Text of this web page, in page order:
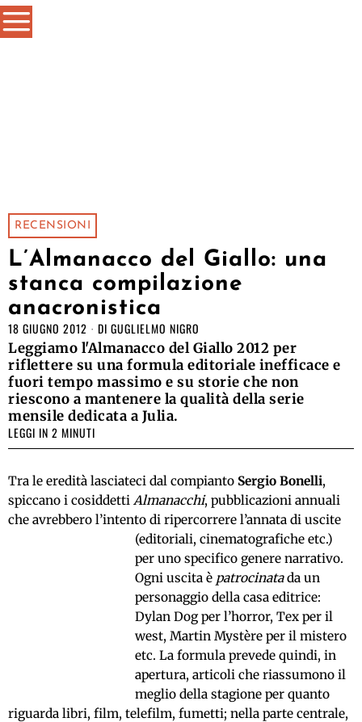
RECENSIONI
L’Almanacco del Giallo: una
stanca compilazione
anacronistica
18 GIUGNO 2012 DI GUGLIELMO NIGRO
Leggiamo l'Almanacco del Giallo 2012 per
riflettere su una formula editoriale inefficace e
fuori tempo massimo e su storie che non
riescono a mantenere la qualità della serie
mensile dedicata a Julia.
LEGGI IN 2 MINUTI
Tra le eredità lasciateci dal compianto Sergio Bonelli,
spiccano i cosiddetti Almanacchi, pubblicazioni annuali
che avrebbero l’intento di ripercorrere l’annata di uscite
(editoriali, cinematografiche etc.)
per uno specifico genere narrativo.
Ogni uscita è patrocinatada un
personaggio della casa editrice:
Dylan Dog per l’horror, Tex per il
west, Martin Mystère per il mistero
etc. La formula prevede quindi, in
apertura, articoli che riassumono il
meglio della stagione per quanto
riguarda libri, film, telefilm, fumetti; nella parte centrale,